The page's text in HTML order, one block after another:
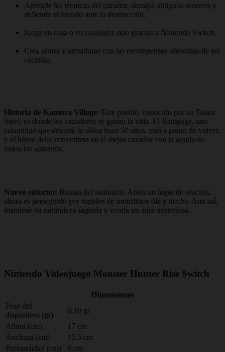
Aprende las técnicas del cazador, destapa antiguos secretos y
defiende el mundo ante la destrucción.
Juega en casa o en cualquier sitio gracias a Nintendo Switch.
Crea armas y armaduras con las recompensas obtenidas de tus
cacerías.
Historia de Kamura Village: Este pueblo, conocido por su Tatara
Steel, es donde los cazadores se ganan la vida. El Rampage, una
calamidad que devastó la aldea hace 50 años, está a punto de volver,
y el héroe debe convertirse en el mejor cazador con la ayuda de
todos los aldeanos.
Nuevo entorno: Ruinas del santuario. Antes un lugar de oración,
ahora es perseguido por rugidos de monstruos día y noche. Aun así,
mantiene su naturaleza sagrada y exuda un aura misteriosa.
Nintendo Videojuego Monster Hunter Rise Switch
Dimensiones
Peso del
dispositivo (gr)
0.10 gr
Altura (cm)
17 cm
Anchura (cm)
10.5 cm
Profundidad (cm)
8 cm